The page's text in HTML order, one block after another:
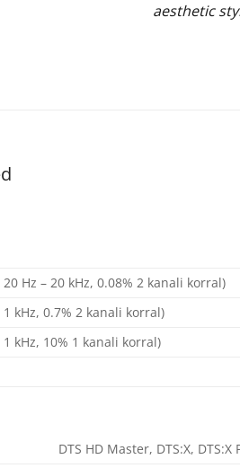
aesthetic
Hz – 20 kHz, 0.08% 2 kanali korral)
kHz, 0.7% 2 kanali korral)
kHz, 10% 1 kanali korral)
DTS HD Master, DTS:X,